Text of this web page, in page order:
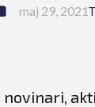
maj 29, 2021